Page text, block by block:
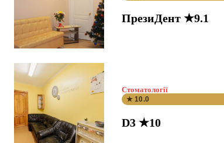
ПрезиДент ★9.1
Стоматології
★ 10.0
D3 ★10